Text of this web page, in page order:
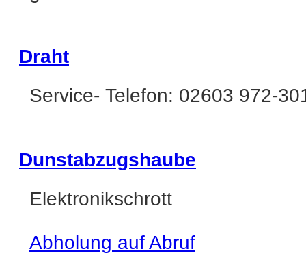
Draht
Service- Telefon: 02603 972-
Dunstabzugshaube
Elektronikschrott
Abholung auf Abruf